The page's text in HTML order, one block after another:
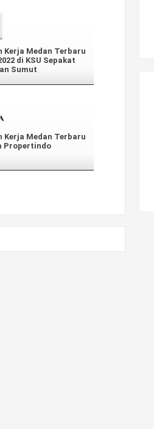
Kerja Medan Terbaru
di KSU Sepakat
Sumut
Kerja Medan Terbaru
Propertindo